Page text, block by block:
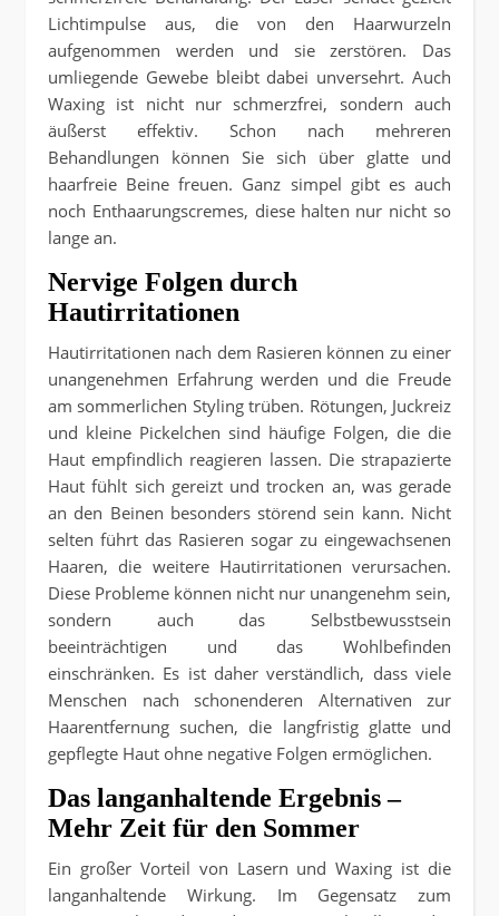
Lichtimpulse aus, die von den Haarwurzeln
aufgenommen werden und sie zerstören. Das
umliegende Gewebe bleibt dabei unversehrt. Auch
Waxing ist nicht nur schmerzfrei, sondern auch
äußerst effektiv. Schon nach mehreren
Behandlungen können Sie sich über glatte und
haarfreie Beine freuen. Ganz simpel gibt es auch
noch Enthaarungscremes, diese halten nur nicht so
lange an.
Nervige Folgen durch
Hautirritationen
Hautirritationen nach dem Rasieren können zu einer
unangenehmen Erfahrung werden und die Freude
am sommerlichen Styling trüben. Rötungen, Juckreiz
und kleine Pickelchen sind häufige Folgen, die die
Haut empfindlich reagieren lassen. Die strapazierte
Haut fühlt sich gereizt und trocken an, was gerade
an den Beinen besonders störend sein kann. Nicht
selten führt das Rasieren sogar zu eingewachsenen
Haaren, die weitere Hautirritationen verursachen.
Diese Probleme können nicht nur unangenehm sein,
sondern auch das Selbstbewusstsein
beeinträchtigen und das Wohlbefinden
einschränken. Es ist daher verständlich, dass viele
Menschen nach schonenderen Alternativen zur
Haarentfernung suchen, die langfristig glatte und
gepflegte Haut ohne negative Folgen ermöglichen.
Das langanhaltende Ergebnis –
Mehr Zeit für den Sommer
Ein großer Vorteil von Lasern und Waxing ist die
langanhaltende Wirkung. Im Gegensatz zum